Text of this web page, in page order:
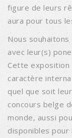
figure de leurs
aura pour tous
Nous souhaitons
avec leur(s)
Cette exposition
caractère
quel que soit
concours belge
monde, aussi
disponibles